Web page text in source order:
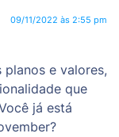
09/11/2022 às 2:55 pm
e valores,
que
já está